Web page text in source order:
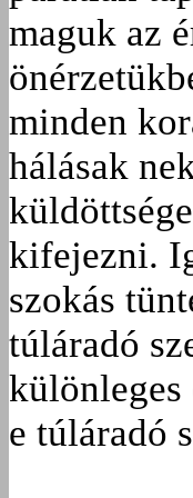
maguk az
minden
hálásak
kifejezni.
szokás
túláradó
e túláradó